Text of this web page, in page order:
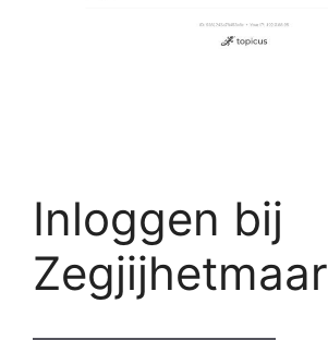
Inloggen bij
Zegjijhetmaar